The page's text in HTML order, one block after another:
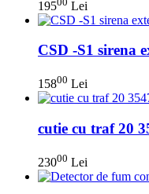
195 Lei
CSD -S1 sirena
15800 Lei
cutie cu
23000 Lei